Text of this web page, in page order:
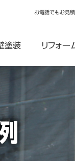
お電話でもお見積
塗装 リフォー